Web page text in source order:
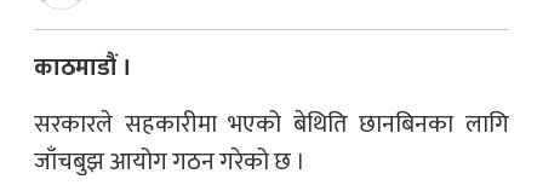
काठमाडौं ।
सरकारले सहकारीमा भएको बेथिति छानबिनका लागि
जाँचबुझ आयोग गठन गरेको छ ।